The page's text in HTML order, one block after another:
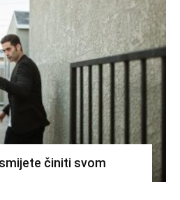
činiti svom